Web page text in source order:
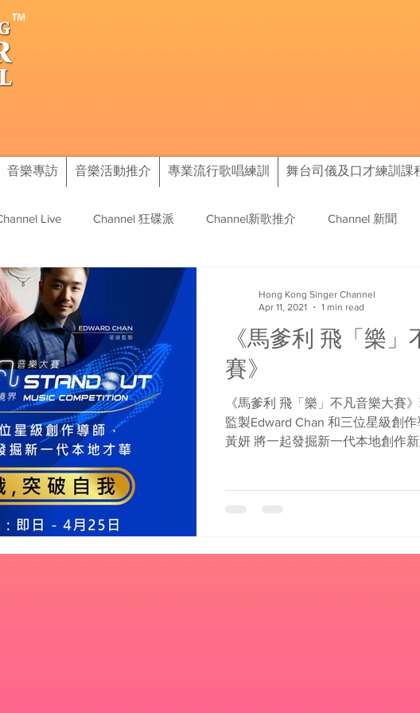
音樂專訪 音樂活動推介 專業流行歌唱練訓 舞台司儀及口才練訓課
Live Channel 狂碟派 Channel新歌推介 Channel 新聞
賽資訊 往績
《馬爹利 飛「樂
賽》
《馬爹利 飛「樂」不凡音樂大賽
監製Edward Chan 和三位星級創
黃妍 將一起發掘新一代本地創作
Hong Kong Singer Channel
Apr 11, 2021
1 min read